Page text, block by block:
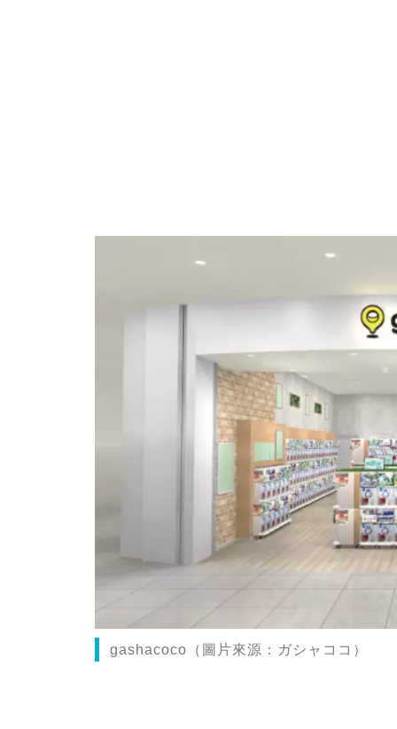
gashacoco（圖片來源：ガシャココ）